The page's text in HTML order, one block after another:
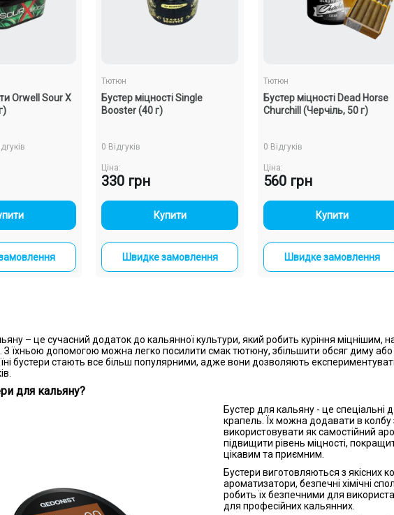
Orwell Sour X
+
Тютюн
Бустер міцності Single
Booster (40 г)
0 Відгуків
Ціна:
330 грн
- +
Купити
Швидке замовлення
Тютюн
Бустер міцності Dead Horse
Churchill (Черчіль, 50 г)
0 Відгуків
Ціна:
560 грн
- +
Купити
Швидке замовлення
– це сучасний додаток до кальянної культури, який робить куріння міцнішим,
З їхньою допомогою можна легко посилити смак тютюну, збільшити обсяг диму або
бустери стають все більш популярними, адже вони дозволяють
для кальяну?
Бустер для кальяну - це спеціальні
крапель. Їх можна додавати в
використовувати як самостійний
підвищити рівень міцності,
цікавим та приємним.
Бустери виготовляються з якісних
ароматизатори, безпечні хімічні
робить їх безпечними для
для професійних кальянних.